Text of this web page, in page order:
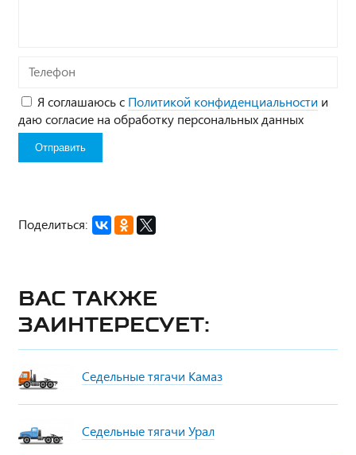
Телефон
Я соглашаюсь с Политикой конфиденциальности и
даю согласие на обработку персональных данных
Поделиться:
Вас также
заинтересует:
Седельные тягачи Камаз
Седельные тягачи Урал